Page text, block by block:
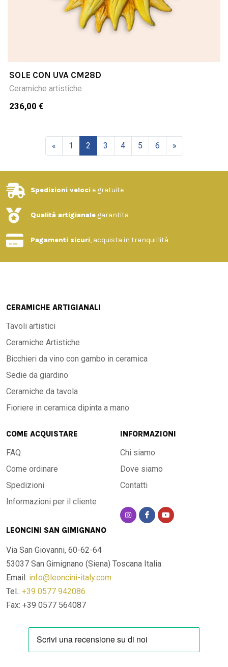
SOLE CON UVA CM28D
Ceramiche artistiche
236,00 €
« 1 2 3 4 5 6 »
Spedizioni veloci e gratuite
Qualità artigianale garantita
Pagamenti sicuri, acquista in tranquillità
CERAMICHE ARTIGIANALI
Tavoli artistici
Ceramiche Artistiche
Bicchieri da vino con gambo in ceramica
Sedie da giardino
Ceramiche da tavola
Fioriere in ceramica dipinta a mano
COME ACQUISTARE
FAQ
Come ordinare
Spedizioni
Informazioni per il cliente
INFORMAZIONI
Chi siamo
Dove siamo
Contatti
LEONCINI SAN GIMIGNANO
Via San Giovanni, 60-62-64
53037 San Gimignano (Siena) Toscana Italia
Email: info@leoncini-italy.com
Tel.: +39 0577 942086
Fax: +39 0577 564087